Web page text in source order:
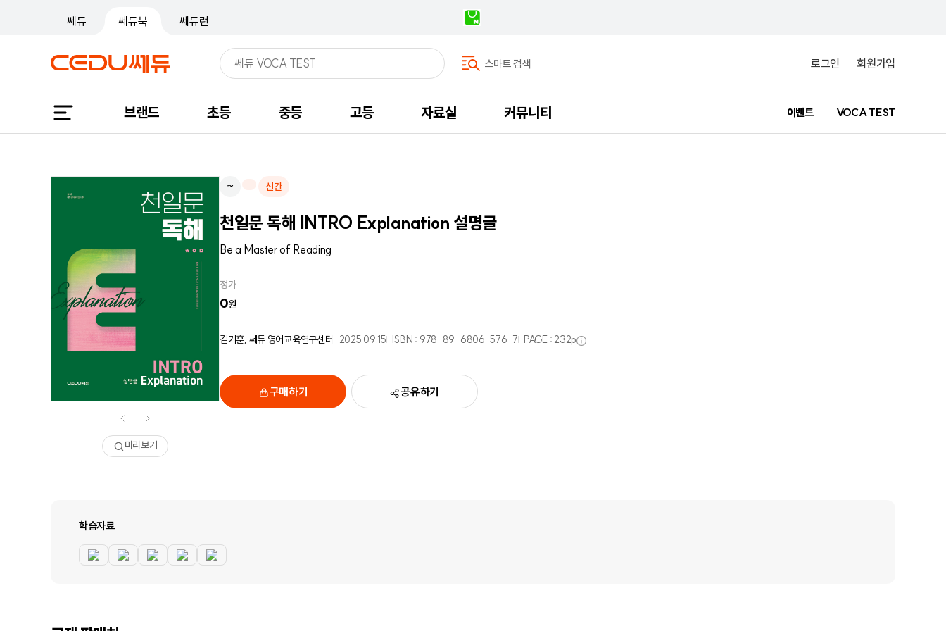
쎄듀 쎄듀북 쎄듀런
스마트 검색 로그인 회원가입
브랜드 초등 중등 고등 자료실 커뮤니티 이벤트 VOCA TEST
미리보기
~ 신간
천일문 독해 INTRO Explanation 설명글
Be a Master of Reading
정가
0원
김기훈, 쎄듀 영어교육연구센터 2025.09.15 ISBN : 978-89-6806-576-7 PAGE : 232p
구매하기 공유하기
학습자료